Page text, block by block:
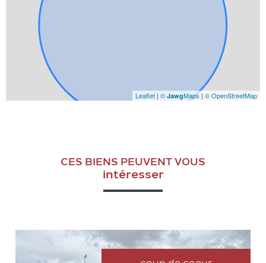
Leaflet | © JawgMaps| © OpenStreetMap
CES BIENS PEUVENT VOUS
intéresser